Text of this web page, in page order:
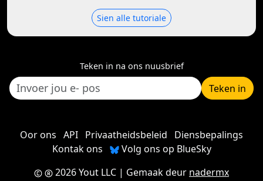
Sien alle tutoriale
Teken in na ons nuusbrief
Teken in
Oor ons API Privaatheidsbeleid
Diensbepalings
Kontak ons
Volg ons op BlueSky
2026 Yout LLC | Gemaak deur nadermx